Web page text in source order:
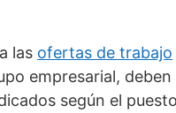
las ofertas de trabajo
empresarial, deben
según el